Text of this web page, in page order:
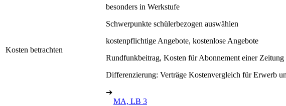
Kosten betrachten
besonders in Werkstufe
Schwerpunkte schülerbezogen auswählen
kostenpflichtige Angebote, kostenlose Angebote
Rundfunkbeitrag, Kosten für Abonnement einer
Differenzierung: Verträge Kostenvergleich für Erwerb
➔
MA, LB 3